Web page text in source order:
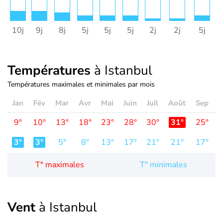
10j 9j 8j 5j 5j 5j 2j 2j 5j
Températures à Istanbul
Températures maximales et minimales par mois
Jan Fév Mar Avr Mai Juin Juil Août Sep
9° 10° 13° 18° 23° 28° 30° 31° 25°
3°
3° 5° 8° 13° 17° 21° 21° 17°
T° maximales T° minimales
Vent à Istanbul